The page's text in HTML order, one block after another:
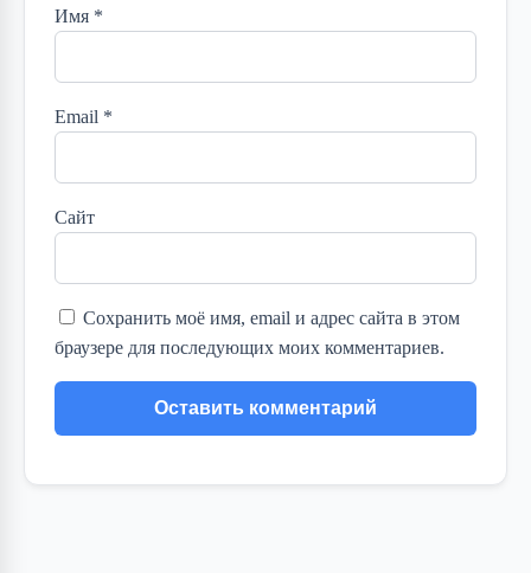
Имя *
Email *
Сайт
Сохранить моё имя, email и адрес сайта в этом
браузере для последующих моих комментариев.